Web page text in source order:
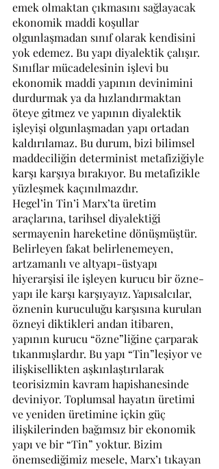
emek olmaktan çıkmasını sağlayacak
ekonomik maddi koşullar
olgunlaşmadan sınıf olarak kendisini
yok edemez. Bu yapı diyalektik çalışır.
Sınıflar mücadelesinin işlevi bu
ekonomik maddi yapının devinimini
durdurmak ya da hızlandırmaktan
öteye gitmez ve yapının diyalektik
işleyişi olgunlaşmadan yapı ortadan
kaldırılamaz. Bu durum, bizi bilimsel
maddeciliğin determinist metafiziğiyle
karşı karşıya bırakıyor. Bu metafizikle
yüzleşmek kaçınılmazdır.
Hegel’in Tin’i Marx’ta üretim
araçlarına, tarihsel diyalektiği
sermayenin hareketine dönüşmüştür.
Belirleyen fakat belirlenemeyen,
artzamanlı ve altyapı-üstyapı
hiyerarşisi ile işleyen kurucu bir özne-
yapı ile karşı karşıyayız. Yapısalcılar,
öznenin kuruculuğu karşısına kurulan
özneyi diktikleri andan itibaren,
yapının kurucu “özne”liğine çarparak
tıkanmışlardır. Bu yapı “Tin”leşiyor ve
ilişkisellikten aşkınlaştırılarak
teorisizmin kavram hapishanesinde
deviniyor. Toplumsal hayatın üretimi
ve yeniden üretimine içkin güç
ilişkilerinden bağımsız bir ekonomik
yapı ve bir “Tin” yoktur. Bizim
önemsediğimiz mesele, Marx’ı tıkayan